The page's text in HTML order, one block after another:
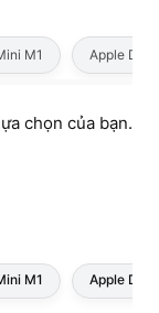
M1 Apple
chọn của bạn.
M1 Apple